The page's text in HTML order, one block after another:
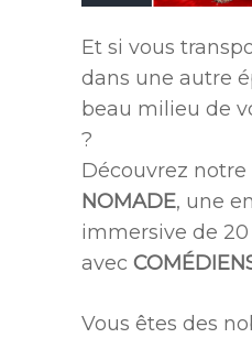
Et si vous
dans une autre
beau milieu de
?
Découvrez
NOMADE, une
immersive de 20
avec
Vous êtes des